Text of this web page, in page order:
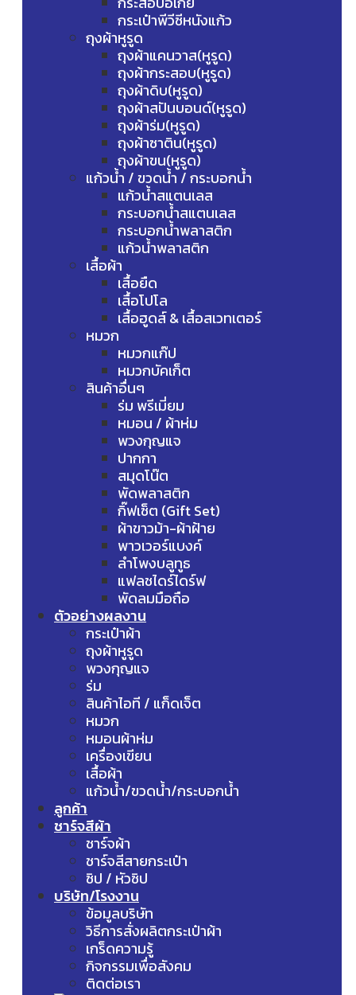
กระเป๋าพีวีซีหนังแก้ว
ถุงผ้าหูรูด
ถุงผ้าแคนวาส(หูรูด)
ถุงผ้ากระสอบ(หูรูด)
ถุงผ้าดิบ(หูรูด)
ถุงผ้าสปันบอนด์(หูรูด)
ถุงผ้าร่ม(หูรูด)
ถุงผ้าซาติน(หูรูด)
ถุงผ้าขน(หูรูด)
แก้วน้ำ / ขวดน้ำ / กระบอกน้ำ
แก้วน้ำสแตนเลส
กระบอกน้ำสแตนเลส
กระบอกน้ำพลาสติก
แก้วน้ำพลาสติก
เสื้อผ้า
เสื้อยืด
เสื้อโปโล
เสื้อฮูดส์ & เสื้อสเวทเตอร์
หมวก
หมวกแก๊ป
หมวกบัคเก็ต
สินค้าอื่นๆ
ร่ม พรีเมี่ยม
หมอน / ผ้าห่ม
พวงกุญแจ
ปากกา
สมุดโน๊ต
พัดพลาสติก
กิ๊ฟเซ็ต (Gift Set)
ผ้าขาวม้า-ผ้าฝ้าย
พาวเวอร์แบงค์
ลำโพงบลูทูธ
แฟลชไดร์ไดร์ฟ
พัดลมมือถือ
ตัวอย่างผลงาน
กระเป๋าผ้า
ถุงผ้าหูรูด
พวงกุญแจ
ร่ม
สินค้าไอที / แก็ดเจ็ต
หมวก
หมอนผ้าห่ม
เครื่องเขียน
เสื้อผ้า
แก้วน้ำ/ขวดน้ำ/กระบอกน้ำ
ลูกค้า
ชาร์จสีผ้า
ชาร์จผ้า
ชาร์จสีสายกระเป๋า
ซิป / หัวซิป
บริษัท/โรงงาน
ข้อมูลบริษัท
วิธีการสั่งผลิตกระเป๋าผ้า
เกร็ดความรู้
กิจกรรมเพื่อสังคม
ติดต่อเรา